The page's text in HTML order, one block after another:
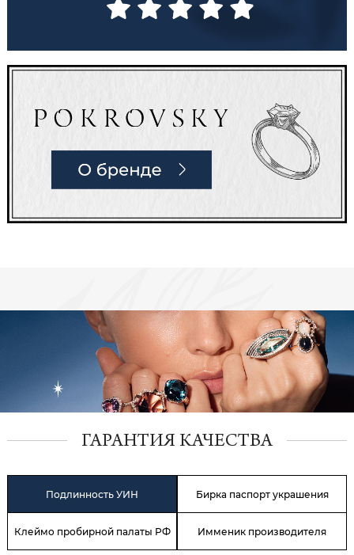
ГАРАНТИЯ КАЧЕСТВА
Подлинность УИН Бирка паспорт украшения
Клеймо пробирной палаты РФ Имменик производителя